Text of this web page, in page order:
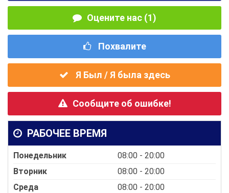
Оцените нас (1)
Похвалите
Я Был / Я была здесь
Сообщите об ошибке!
РАБОЧЕЕ ВРЕМЯ
Понедельник
08:00 - 20:00
Вторник
08:00 - 20:00
Среда
08:00 - 20:00